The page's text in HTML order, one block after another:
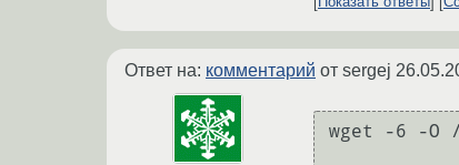
Ответ на: комментарий от sergej
wget -6 -O